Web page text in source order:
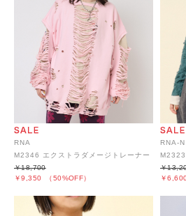
RNA
M2346 エクストラダメージトレーナー
￥9,350 （50%OFF）
￥18,700
RNA-N
￥
￥